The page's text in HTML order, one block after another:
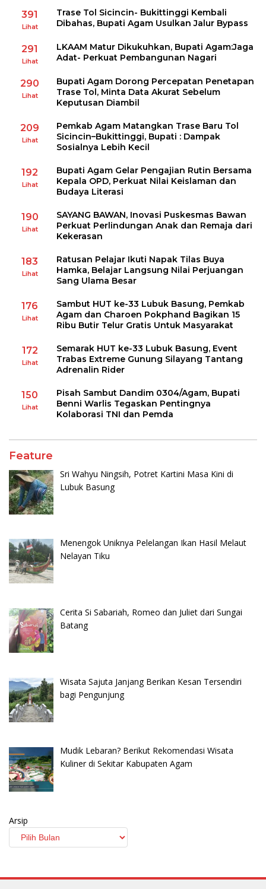
391
Lihat
Trase Tol Sicincin- Bukittinggi Kembali
Dibahas, Bupati Agam Usulkan Jalur Bypass
291
Lihat
LKAAM Matur Dikukuhkan, Bupati Agam:Jaga
Adat- Perkuat Pembangunan Nagari
290
Lihat
Bupati Agam Dorong Percepatan Penetapan
Trase Tol, Minta Data Akurat Sebelum
Keputusan Diambil
209
Lihat
Pemkab Agam Matangkan Trase Baru Tol
Sicincin–Bukittinggi, Bupati : Dampak
Sosialnya Lebih Kecil
192
Lihat
Bupati Agam Gelar Pengajian Rutin Bersama
Kepala OPD, Perkuat Nilai Keislaman dan
Budaya Literasi
190
Lihat
SAYANG BAWAN, Inovasi Puskesmas Bawan
Perkuat Perlindungan Anak dan Remaja dari
Kekerasan
183
Lihat
Ratusan Pelajar Ikuti Napak Tilas Buya
Hamka, Belajar Langsung Nilai Perjuangan
Sang Ulama Besar
176
Lihat
Sambut HUT ke-33 Lubuk Basung, Pemkab
Agam dan Charoen Pokphand Bagikan 15
Ribu Butir Telur Gratis Untuk Masyarakat
172
Lihat
Semarak HUT ke-33 Lubuk Basung, Event
Trabas Extreme Gunung Silayang Tantang
Adrenalin Rider
150
Lihat
Pisah Sambut Dandim 0304/Agam, Bupati
Benni Warlis Tegaskan Pentingnya
Kolaborasi TNI dan Pemda
Feature
Sri Wahyu Ningsih, Potret Kartini Masa Kini di
Lubuk Basung
Menengok Uniknya Pelelangan Ikan Hasil Melaut
Nelayan Tiku
Cerita Si Sabariah, Romeo dan Juliet dari Sungai
Batang
Wisata Sajuta Janjang Berikan Kesan Tersendiri
bagi Pengunjung
Mudik Lebaran? Berikut Rekomendasi Wisata
Kuliner di Sekitar Kabupaten Agam
Arsip